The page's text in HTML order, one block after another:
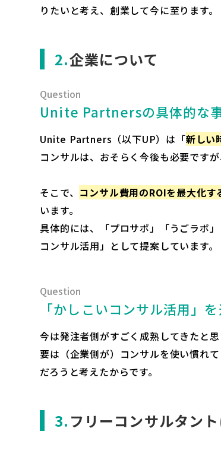
りたいと考え、創業して今に至ります。
企業について
Unite Partnersの具体的な事
Unite Partners（以下UP）は「新しい
コンサルは、おそらく今後も必要です
そこで、 コンサル費用のROIを最大化
います。
具体的には、「プロサポ」「うごラボ
コンサル活用」として提案しています。
「かしこいコンサル活用」
今は発注者側がすごく成熟してきたと思
要は（企業側が）コンサルを使い慣れ
だろうと考えたからです。
フリーコンサルタン